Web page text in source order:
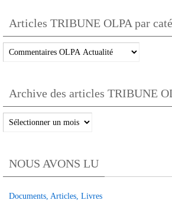
Articles TRIBUNE OLPA par
Articles
TRIBUNE
par
catégories
Archive des articles TRIBUNE
Archive
des
TRIBUNE
OLPA
NOUS AVONS LU
Documents, Articles, Livres